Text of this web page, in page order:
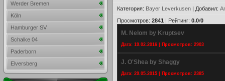
Категория: Bayer Leverkusen | Добавил:
Просмотров: 2841 | Рейтинг: 0.0/0
M. Nelom by Kruptsev
Дата: 19.02.2016 | Просмотров: 2903
J. O'Shea by Shaggy
Дата: 29.05.2015 | Просмотров: 2385
Werder Bremen
Köln
Hamburger SV
Schalke 04
Paderborn
Elversberg